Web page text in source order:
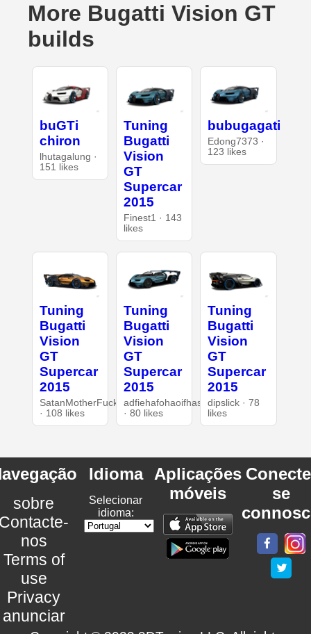
More Bugatti Vision GT
builds
buGTi
chiron
lhutagalung ·
151 likes
Tuning
Bugatti
Vision
GT
Supercar
2015
Finest1 · 143
likes
bubugagati
Edong7373 ·
123 likes
Tuning
Bugatti
Vision
GT
Supercar
2015
SatanMotherFucker
· 108 likes
Tuning
Bugatti
Vision
GT
Supercar
2015
adfiehafohaoifhasd
· 80 likes
Tuning
Bugatti
Vision
GT
Supercar
2015
dipslick · 78
likes
sobre
nos
Terms of
use
Privacy
anunciar
Idioma
Selecionar
idioma:
Aplicações
móveis
se